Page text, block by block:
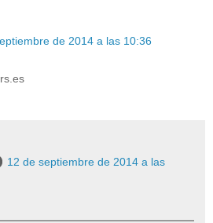
de 2014 a las 10:36
12 de septiembre de 2014 a las